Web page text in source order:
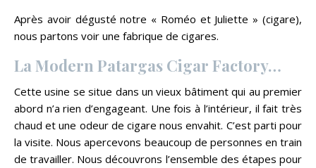
Après avoir dégusté notre « Roméo et Juliette » (cigare),
nous partons voir une fabrique de cigares.
La Modern Patargas Cigar Factory…
Cette usine se situe dans un vieux bâtiment qui au premier
abord n’a rien d’engageant. Une fois à l’intérieur, il fait très
chaud et une odeur de cigare nous envahit. C’est parti pour
la visite. Nous apercevons beaucoup de personnes en train
de travailler. Nous découvrons l’ensemble des étapes pour